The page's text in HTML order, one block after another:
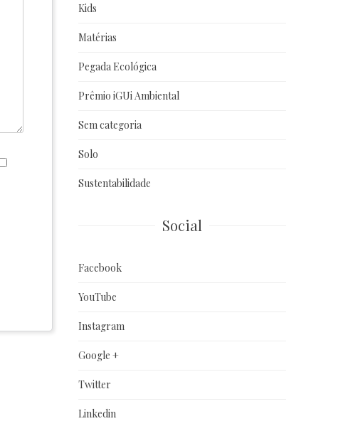
Kids
Matérias
Pegada Ecológica
Prêmio iGUi Ambiental
Sem categoria
Solo
Sustentabilidade
Social
Facebook
YouTube
Instagram
Google +
Twitter
Linkedin